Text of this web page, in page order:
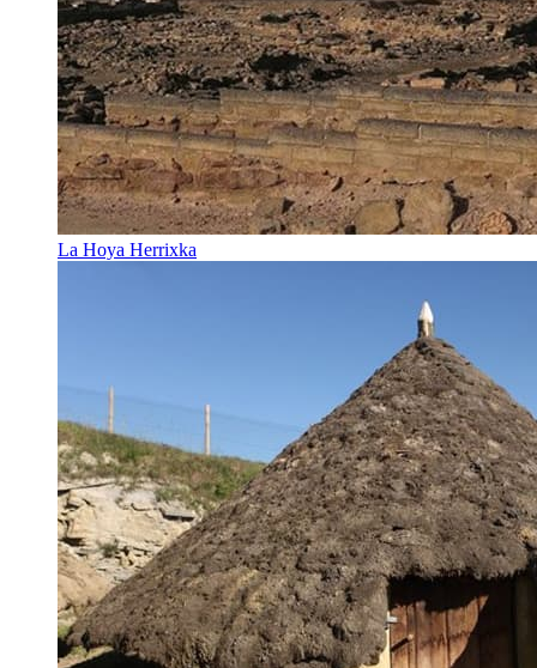
La Hoya Herrixka